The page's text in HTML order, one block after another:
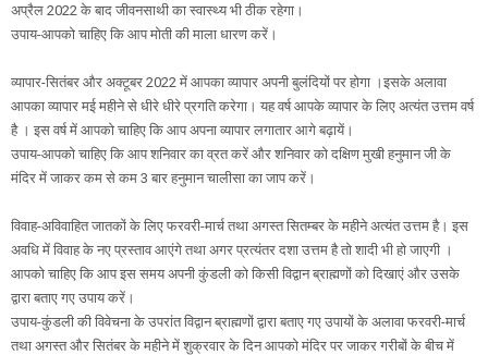
अप्रैल 2022 के बाद जीवनसाथी का स्वास्थ्य भी ठीक रहेगा।
उपाय-आपको चाहिए कि आप मोती की माला धारण करें।
व्यापार-सितंबर और अक्टूबर 2022 में आपका व्यापार अपनी बुलंदियों पर होगा ।इसके अलावा
आपका व्यापार मई महीने से धीरे धीरे प्रगति करेगा। यह वर्ष आपके व्यापार के लिए अत्यंत उत्तम वर्ष
है । इस वर्ष में आपको चाहिए कि आप अपना व्यापार लगातार आगे बढ़ायें।
उपाय-आपको चाहिए कि आप शनिवार का व्रत करें और शनिवार को दक्षिण मुखी हनुमान जी के
मंदिर में जाकर कम से कम 3 बार हनुमान चालीसा का जाप करें।
विवाह-अविवाहित जातकों के लिए फरवरी-मार्च तथा अगस्त सितम्बर के महीने अत्यंत उत्तम है। इस
अवधि में विवाह के नए प्रस्ताव आएंगे तथा अगर प्रत्यंतर दशा उत्तम है तो शादी भी हो जाएगी ।
आपको चाहिए कि आप इस समय अपनी कुंडली को किसी विद्वान ब्राह्मणों को दिखाएं और उसके
द्वारा बताए गए उपाय करें।
उपाय-कुंडली की विवेचना के उपरांत विद्वान ब्राह्मणों द्वारा बताए गए उपायों के अलावा फरवरी-मार्च
तथा अगस्त और सितंबर के महीने में शुक्रवार के दिन आपको मंदिर पर जाकर गरीबों के बीच में